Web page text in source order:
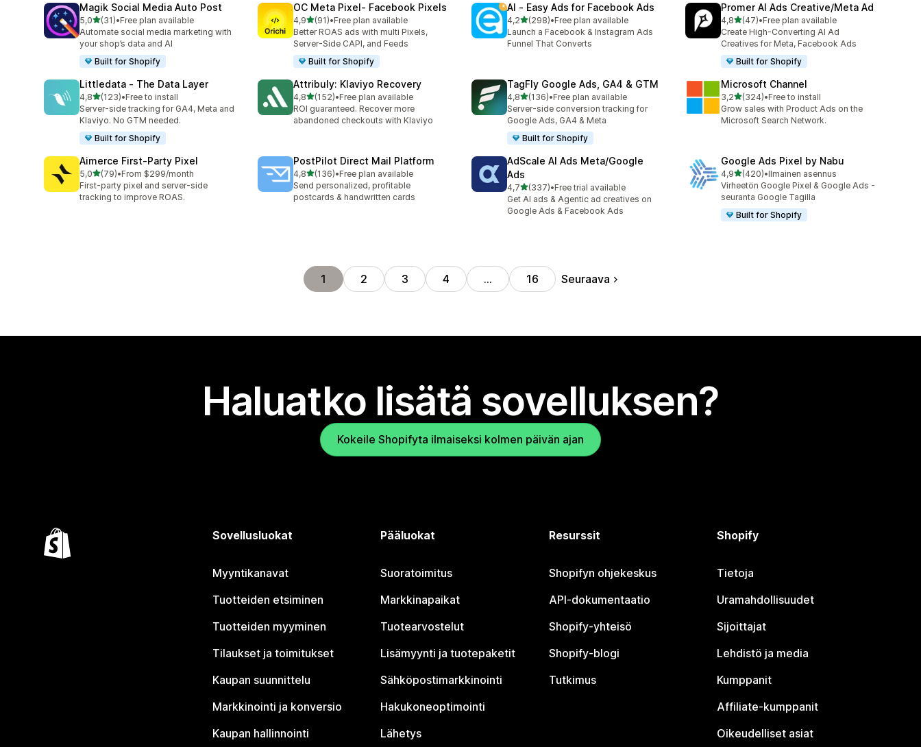
Magik Social Media Auto Post
5,0/ 5 tähteä
(31)
31 arvostelua yhteensä
•Free plan available
Automate social media marketing with
your shop’s data and AI
Built for Shopify
OC Meta Pixel‑ Facebook Pixels
4,9/ 5 tähteä
(91)
91 arvostelua yhteensä
•Free plan available
Better ROAS ads with multi Pixels,
Server-Side CAPI, and Feeds
Built for Shopify
AI ‑ Easy Ads for Facebook Ads
4,2/ 5 tähteä
(298)
298 arvostelua yhteensä
•Free plan available
Launch a Facebook & Instagram Ads
Funnel That Converts
Promer AI Ads Creative/Meta Ad
4,8/ 5 tähteä
(47)
47 arvostelua yhteensä
•Free plan available
Create High-Converting AI Ad
Creatives for Meta, Facebook Ads
Built for Shopify
Littledata ‑ The Data Layer
4,8/ 5 tähteä
(123)
123 arvostelua yhteensä
•Free to install
Server-side tracking for GA4, Meta and
Klaviyo. No GTM needed.
Built for Shopify
Attribuly: Klaviyo Recovery
4,8/ 5 tähteä
(152)
152 arvostelua yhteensä
•Free plan available
ROI guaranteed. Recover more
abandoned checkouts with Klaviyo
TagFly Google Ads, GA4 & GTM
4,8/ 5 tähteä
(136)
136 arvostelua yhteensä
•Free plan available
Server-side conversion tracking for
Google Ads, GA4 & Meta
Built for Shopify
Microsoft Channel
3,2/ 5 tähteä
(324)
324 arvostelua yhteensä
•Free to install
Grow sales with Product Ads on the
Microsoft Search Network.
Aimerce First‑Party Pixel
5,0/ 5 tähteä
(79)
79 arvostelua yhteensä
•From $299/month
First-party pixel and server-side
tracking to improve ROAS.
PostPilot Direct Mail Platform
4,8/ 5 tähteä
(136)
136 arvostelua yhteensä
•Free plan available
Send personalized, profitable
postcards & handwritten cards
AdScale AI Ads Meta/Google
Ads
4,7/ 5 tähteä
(337)
337 arvostelua yhteensä
•Free trial available
Get AI ads & Agentic ad creatives on
Google Ads & Facebook Ads
Google Ads Pixel by Nabu
4,9/ 5 tähteä
(420)
420 arvostelua yhteensä
•Ilmainen asennus
Virheetön Google Pixel & Google Ads -
seuranta Google Tagilla
Built for Shopify
1 2 3 4 … 16 Seuraava
Haluatko lisätä sovelluksen?
Kokeile Shopifyta ilmaiseksi kolmen päivän ajan
Sovellusluokat
Myyntikanavat
Tuotteiden etsiminen
Tuotteiden myyminen
Tilaukset ja toimitukset
Kaupan suunnittelu
Markkinointi ja konversio
Kaupan hallinnointi
Pääluokat
Suoratoimitus
Markkinapaikat
Tuotearvostelut
Lisämyynti ja tuotepaketit
Sähköpostimarkkinointi
Hakukoneoptimointi
Lähetys
Resurssit
Shopifyn ohjekeskus
API-dokumentaatio
Shopify-yhteisö
Shopify-blogi
Tutkimus
Shopify
Tietoja
Uramahdollisuudet
Sijoittajat
Lehdistö ja media
Kumppanit
Affiliate-kumppanit
Oikeudelliset asiat